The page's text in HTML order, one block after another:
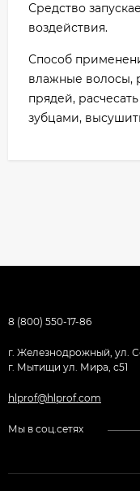
Средство
воздействия.
Способ
влажные волосы,
прядей,
зубцами,
8 (800) 550-17-86
г. Железнодрожный, ул.
г. Мытищи ул. Мира, с51
hlprof@hlprof.com
Мы в соц.сетях